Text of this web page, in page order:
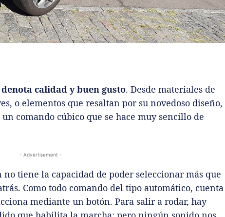
denota calidad y buen gusto. Desde materiales de
o elementos que resaltan por su novedoso diseño,
comando cúbico que se hace muy sencillo de
- Advertisement -
tiene la capacidad de poder seleccionar más que
Como todo comando del tipo automático, cuenta
mediante un botón. Para salir a rodar, hay